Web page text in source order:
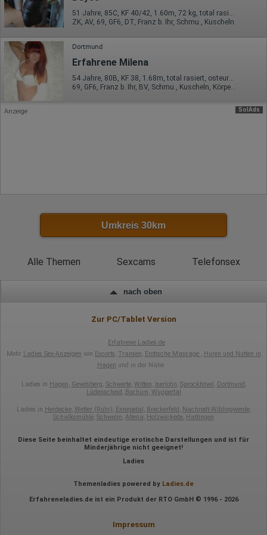
oder in anderen Vertragsstaaten des Abkommens über den
Europäischen Wirtschaftsraum gekürzt, dies bedeutet, dass alle
Daten anonym erhoben werden. Nur in Ausnahmefällen wird die
übertragen und dort gekürzt. Die von dem Browser des Nutzers
übermittelte IP-Adresse wird nicht mit anderen Daten von Google
zusammengeführt.
Erhobene Informationen zum Besucherverhalten sind folgende:
Herkunft (Land und Stadt)
Betriebssystem
Wurden Werbebanner angeklickt?
Portals oder hat er sie komplett verlassen?
Wie lange blieb der Besucher?
Ort der Verarbeitung:
Hotjar
Daten über das Benutzerverhalten zu sammeln. Hotjar kann
auf unserer Website eingebunden sind, von Ihnen bereitgestellte
Informationen verarbeiten.
Hotjar Limited, Malta
Datum und Uhrzeit des Besuchs
Geografischer Standort
IP-Adresse
Besuchte Seiten
Referrer URL
Gerätebestriebssystem
Klicks
Eindeutige Benutzerkennung
Antworten auf Umfragen
51 Jahre, 85C, KF 40/42, 1.60m, 72 kg, total rasiert, Latina
ZK, AV, 69, GF6, DT, Franz b. Ihr, Schmu., Kuscheln
Dortmund
Erfahrene Milena
54 Jahre, 80B, KF 38, 1.68m, total rasiert, osteuropäisch
69, GF6, Franz b. Ihr, BV, Schmu., Kuscheln, Körperküs., DSa
SolAds
Anzeige
Umkreis 30km
Alle Themen Sexcams Telefonsex
nach oben
Zur PC/Tablet Version
Erfahrene Ladies.de
Mehr Ladies Sex-Anzeigen von Escorts, Transen, Erotische Massage , Huren und Nutten in
Hagen und in der Nähe
Ladies in Hagen, Gevelsberg, Schwerte, Witten, Iserlohn, Sprockhövel , Dortmund ,
Lüdenscheid , Bochum, Wuppertal
Ladies in Herdecke, Wetter (Ruhr), Ennepetal , Breckerfeld , Nachrodt-Wiblingwerde,
Schalksmühle, Schwelm, Altena, Holzwickede, Hattingen
Diese Seite beinhaltet eindeutige erotische Darstellungen und ist für
Minderjährige nicht geeignet!
Ladies
Themenladies powered by Ladies.de
Erfahreneladies.de ist ein Produkt der RTO GmbH © 1996 - 2026
Impressum